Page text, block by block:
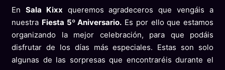
En Sala Kixx queremos agradeceros que vengáis a
nuestra Fiesta 5º Aniversario. Es por ello que estamos
organizando la mejor celebración, para que podáis
disfrutar de los días más especiales. Estas son solo
algunas de las sorpresas que encontraréis durante el